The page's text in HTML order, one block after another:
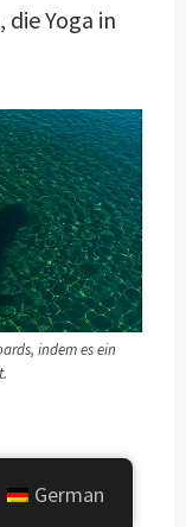
Yoga in
indem es ein
den
vor
German